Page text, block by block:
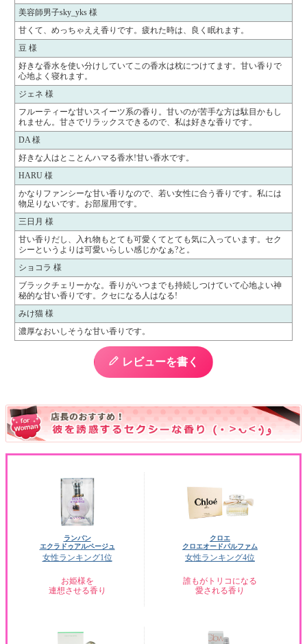
美容師男子sky_yks 様
甘くて、めっちゃええ香りです。疲れた時は、良く眠れます。
豆 様
好きな香水を使い分けしていてこの香水は枕につけてます。甘い香りで
心地よく寝れます。
ジェネ 様
フルーティーな甘いスイーツ系の香り。甘いのが苦手な方は駄目かもし
れません。甘さでリラックスできるので、私は好きな香りです。
DA 様
好きな人はとことんハマる香水!甘い香水です。
HARU 様
かなりファンシーな甘い香りなので、若い女性に合う香りです。私には
物足りないです。お部屋用です。
三日月 様
甘い香りだし、入れ物もとても可愛くてとても気に入っています。セク
シーというよりは可愛いらしい感じかなぁ?と。
ショコラ 様
ブラックチェリーかな。香りがいつまでも持続しつけていて心地よい神
秘的な甘い香りです。クセになる人はなる!
みけ猫 様
濃厚なおいしそうな甘い香りです。
レビューを書く
ランバン
エクラドゥアルページュ
女性ランキング1位
お姫様を
連想させる香り
クロエ
クロエオードパルファム
女性ランキング4位
誰もがトリコになる
愛される香り